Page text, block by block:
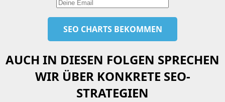
AUCH IN DIESEN FOLGEN SPRECHEN
WIR ÜBER KONKRETE SEO-
STRATEGIEN